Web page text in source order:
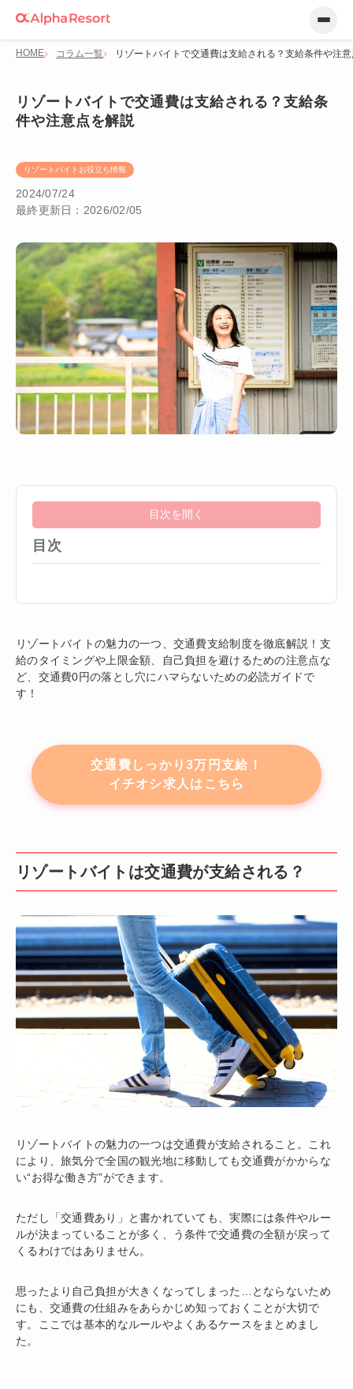
HOME コラム一覧 リゾートバイトで交通費は支給される？支給条件や注
リゾートバイトで交通費は支給される？支給条
件や注意点を解説
リゾートバイトお役立ち情報
2024/07/24
最終更新日：2026/02/05
目次を開く
目次
リゾートバイトの魅力の一つ、交通費支給制度を徹底解説！支
給のタイミングや上限金額、自己負担を避けるための注意点な
ど、交通費0円の落とし穴にハマらないための必読ガイドで
す！
交通費しっかり3万円支給！
イチオシ求人はこちら
リゾートバイトは交通費が支給される？
リゾートバイトの魅力の一つは交通費が支給されること。これ
により、旅気分で全国の観光地に移動しても交通費がかからな
い“お得な働き方”ができます。
ただし「交通費あり」と書かれていても、実際には条件やルー
ルが決まっていることが多く、う条件で交通費の全額が戻って
くるわけではありません。
思ったより自己負担が大きくなってしまった…とならないため
にも、交通費の仕組みをあらかじめ知っておくことが大切で
す。ここでは基本的なルールやよくあるケースをまとめまし
た。